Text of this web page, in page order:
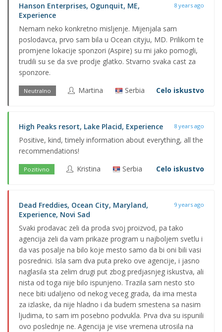
Hanson Enterprises, Ogunquit, ME,
Experience
8 years ago
Nemam neko konkretno misljenje. Mijenjala sam
poslodavca, prvo sam bila u Ocean cityju, MD. Prilikom te
promjene lokacije sponzori (Aspire) su mi jako pomogli,
trudili su se da sve prodje glatko. Stvarno svaka cast za
sponzore.
Neutralno Martina Serbia Celo iskustvo
High Peaks resort, Lake Placid, Experience 8 years ago
Positive, kind, timely information about everything, all the
recommendations!
Pozitivno Kristina Serbia Celo iskustvo
Dead Freddies, Ocean City, Maryland,
Experience, Novi Sad
9 years ago
Svaki prodavac zeli da proda svoj proizvod, pa tako
agencija zeli da vam prikaze program u najboljem svetlu i
da vas posalje na bilo koje mesto samo da bi oni bili vasi
posrednici. Isla sam dva puta preko ove agencije, i jasno
naglasila sta zelim drugi put zbog predjasnjeg iskustva, ali
nista od toga nije bilo ispunjeno. Trazila sam nesto sto
nece biti udaljeno od nekog veceg grada, da ima mesta
za izlaske, da nije hladno i da budem smestena sa nasim
ljudima, to sam im posebno podvukla. Prva dva su ispunili
ovo poslednje ne. Agencija je vise vremena utrosila na